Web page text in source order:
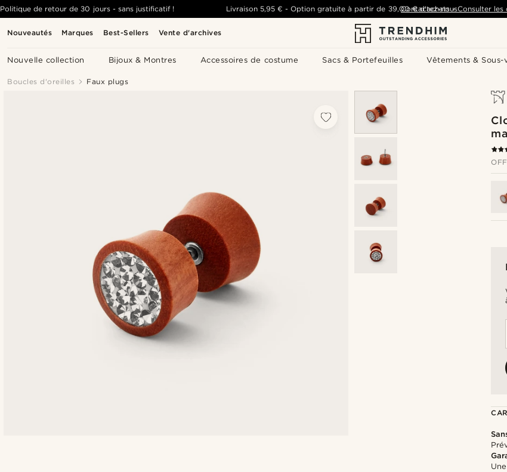
Nouveautés Marques Best-Sellers Vente d'archives
Nouvelle collection Bijoux & Montres Accessoires de costume Sacs & Portefeuilles Vêtements &
Politique de retour de 30 jours - sans justificatif ! Livraison 5,95 € -Option gratuite à partir de 39,00 € d'achats- Consulter les
Contactez-nous
Boucles d'oreilles Faux plugs